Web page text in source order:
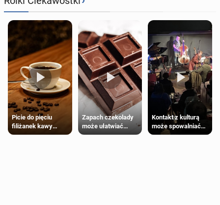
Picie do pięciu
filiżanek kawy
dziennie jest
Zapach czekolady
może ułatwiać
trening siłowy
Kontakt z kulturą
może spowalniać
starzenie